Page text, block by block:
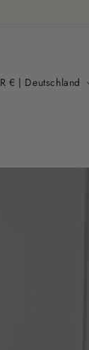
EUR € | Deutschland